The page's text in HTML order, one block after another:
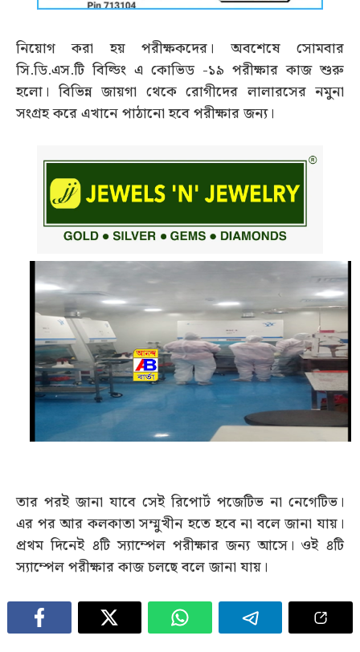
নিয়োগ করা হয় পরীক্ষকদের। অবশেষে সোমবার
সি.ডি.এস.টি বিল্ডিং এ কোভিড -১৯ পরীক্ষার কাজ শুরু
হলো। বিভিন্ন জায়গা থেকে রোগীদের লালারসের নমুনা
সংগ্রহ করে এখানে পাঠানো হবে পরীক্ষার জন্য।
তার পরই জানা যাবে সেই রিপোর্ট পজেটিভ না নেগেটিভ।
এর পর আর কলকাতা সম্মুখীন হতে হবে না বলে জানা যায়।
প্রথম দিনেই ৪টি স্যাম্পেল পরীক্ষার জন্য আসে। ওই ৪টি
স্যাম্পেল পরীক্ষার কাজ চলছে বলে জানা যায়।